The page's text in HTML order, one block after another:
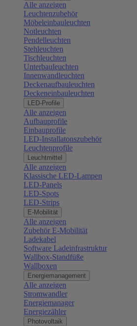
Alle anzeigen
Leuchtenzubehör
Möbeleinbauleuchten
Notleuchten
Pendelleuchten
Stehleuchten
Tischleuchten
Unterbauleuchten
Innenwandleuchten
Deckenaufbauleuchten
Deckeneinbauleuchten
LED-Profile
Alle anzeigen
Aufbauprofile
Einbauprofile
LED-Installatonszubehör
Leuchtenprofile
Leuchtmittel
Alle anzeigen
Klassische LED-Lampen
LED-Panels
LED-Spots
LED-Strips
E-Mobilität
Alle anzeigen
Zubehör E-Mobilität
Ladekabel
Software Ladeinfrastruktur
Wallbox-Standfüße
Wallboxen
Energiemanagement
Alle anzeigen
Stromwandler
Energiemanager
Energiezähler
Photovoltaik